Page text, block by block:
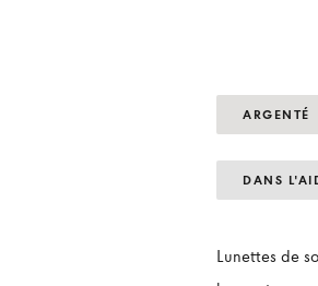
ARGENTÉ
DANS
Lunettes de